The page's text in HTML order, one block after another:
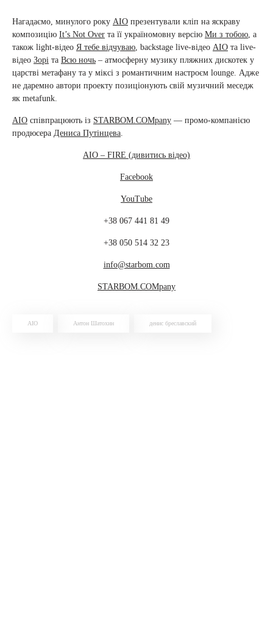
Нагадаємо, минулого року AIO презентували кліп на яскраву
композицію It’s Not Over та її україномовну версію Ми з тобою, а
також light-відео Я тебе відчуваю, backstage live-відео AIO та live-
відео Зорі та Всю ночь – атмосферну музику пляжних дискотек у
царстві метафану та у міксі з романтичним настроєм lounge. Адже
не даремно автори проекту позиціонують свій музичний меседж
як metafunk.
AIO співпрацюють із STARBOM.COMpany — промо-компанією
продюсера Дениса Путінцева.
AIO – FIRE (дивитись відео)
Facebook
YouTube
+38 067 441 81 49
+38 050 514 32 23
info@starbom.com
STARBOM.COMpany
AIO Антон Шатохин денис бреславский